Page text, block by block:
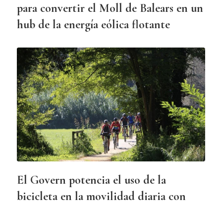
para convertir el Moll de Balears en un
hub de la energía eólica flotante
El Govern potencia el uso de la
bicicleta en la movilidad diaria con